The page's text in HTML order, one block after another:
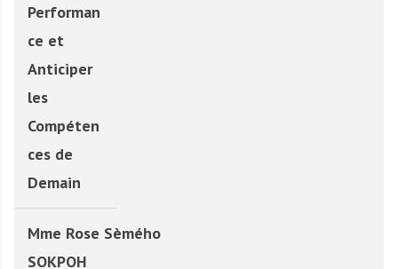
Performan
ce et
Anticiper
les
Compéten
ces de
Demain
Mme Rose Sèmého
SOKPOH